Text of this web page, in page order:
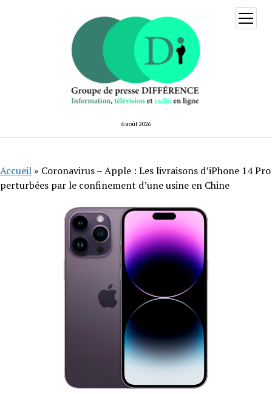
6 août 2026
ouvrir
menu
Accueil » Coronavirus – Apple : Les livraisons d’iPhone 14 Pro
perturbées par le confinement d’une usine en Chine